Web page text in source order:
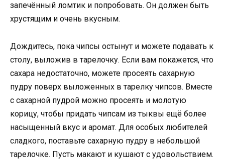
запечённый ломтик и попробовать. Он должен быть
хрустящим и очень вкусным.
Дождитесь, пока чипсы остынут и можете подавать к
столу, выложив в тарелочку. Если вам покажется, что
сахара недостаточно, можете просеять сахарную
пудру поверх выложенных в тарелку чипсов. Вместе
с сахарной пудрой можно просеять и молотую
корицу, чтобы придать чипсам из тыквы ещё более
насыщенный вкус и аромат. Для особых любителей
сладкого, поставьте сахарную пудру в небольшой
тарелочке. Пусть макают и кушают с удовольствием.